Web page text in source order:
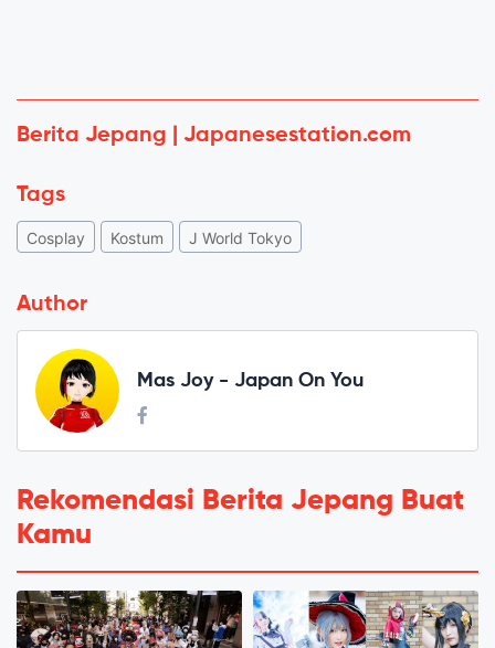
Berita Jepang | Japanesestation.com
Tags
Cosplay Kostum J World Tokyo
Author
Mas Joy - Japan On You
Rekomendasi Berita Jepang Buat
Kamu